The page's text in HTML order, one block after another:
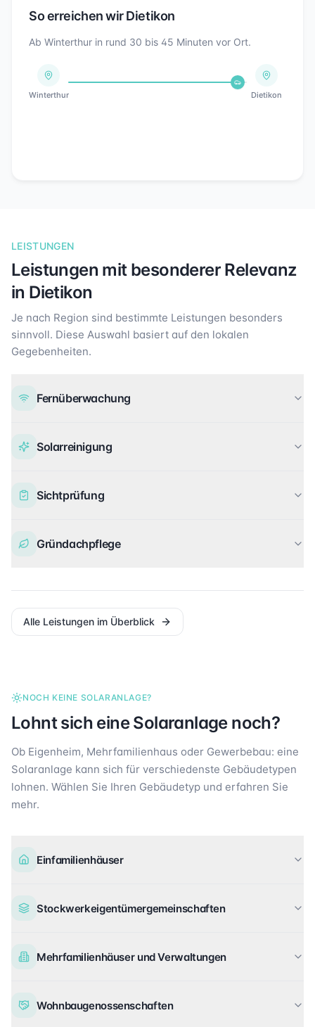
So erreichen wirDietikon
Ab Winterthur in rund 30 bis 45 Minuten vor Ort.
Winterthur Dietikon
LEISTUNGEN
Leistungen mit besonderer Relevanz
in Dietikon
Je nach Region sind bestimmte Leistungen besonders
sinnvoll. Diese Auswahl basiert auf den lokalen
Gegebenheiten.
Fernüberwachung
Solarreinigung
Sichtprüfung
Gründachpflege
Alle Leistungen im Überblick
NOCH KEINE SOLARANLAGE?
Lohnt sich eine Solaranlage noch?
Ob Eigenheim, Mehrfamilienhaus oder Gewerbebau: eine
Solaranlage kann sich für verschiedenste Gebäudetypen
lohnen. Wählen Sie Ihren Gebäudetyp und erfahren Sie
mehr.
Einfamilienhäuser
Stockwerkeigentümergemeinschaften
Mehrfamilienhäuser und Verwaltungen
Wohnbaugenossenschaften